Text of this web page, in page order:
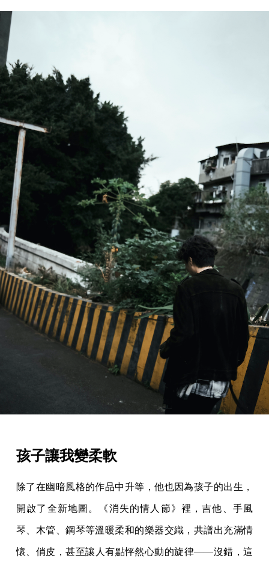
孩子讓我變柔軟
除了在幽暗風格的作品中升等，他也因為孩子的出生，
開啟了全新地圖。《消失的情人節》裡，吉他、手風
琴、木管、鋼琴等溫暖柔和的樂器交織，共譜出充滿情
懷、俏皮，甚至讓人有點怦然心動的旋律——沒錯，這